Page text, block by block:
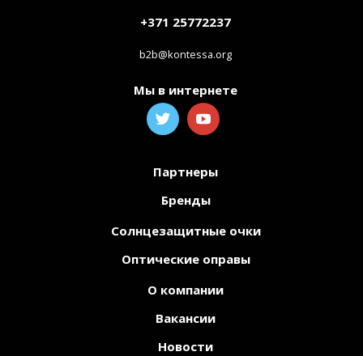
+371 25772237
b2b@kontessa.org
Мы в интернете
Партнеры
Бренды
Солнцезащитные очки
Оптические оправы
О компании
Вакансии
Новости